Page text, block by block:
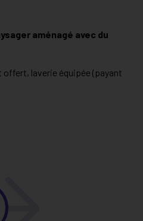
aménagé avec du
offert, laverie équipée (payant